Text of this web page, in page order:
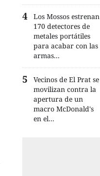
Los Mossos estrenan
170 detectores de
metales portátiles
para acabar con las
armas...
Vecinos de El Prat se
movilizan contra la
apertura de un
macro McDonald's
en el...